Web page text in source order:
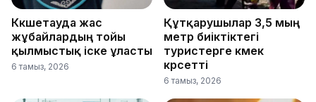
Көкшетауда жас
жұбайлардың тойы
қылмыстық іске ұласты
6 тамыз, 2026
Құтқарушылар 3,5 мың
метр биіктіктегі
туристерге көмек
көрсетті
6 тамыз, 2026